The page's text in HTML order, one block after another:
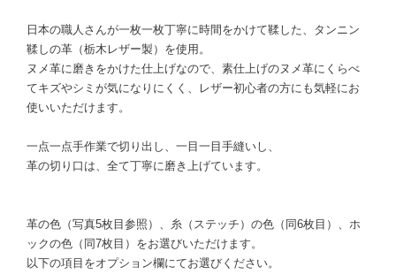
日本の職人さんが一枚一枚丁寧に時間をかけて鞣した、タンニン
鞣しの革（栃木レザー製）を使用。
ヌメ革に磨きをかけた仕上げなので、素仕上げのヌメ革にくらべ
てキズやシミが気になりにくく、レザー初心者の方にも気軽にお
使いいただけます。
一点一点手作業で切り出し、一目一目手縫いし、
革の切り口は、全て丁寧に磨き上げています。
革の色（写真5枚目参照）、糸（ステッチ）の色（同6枚目）、ホ
ックの色（同7枚目）をお選びいただけます。
以下の項目をオプション欄にてお選びください。